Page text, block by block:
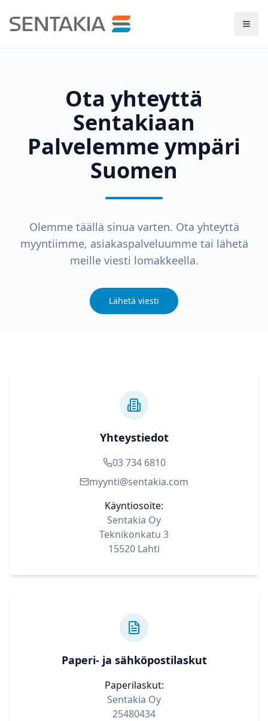
Avaa
Ota yhteyttä
Sentakiaan
Palvelemme ympäri
Suomen
Olemme täällä sinua varten. Ota yhteyttä
myyntiimme, asiakaspalveluumme tai lähetä
meille viesti lomakkeella.
Lähetä viesti
Yhteystiedot
03 734 6810
myynti@sentakia.com
Käyntiosoite:
Sentakia Oy
Teknikonkatu 3
15520 Lahti
Paperi- ja sähköpostilaskut
Paperilaskut:
Sentakia Oy
25480434